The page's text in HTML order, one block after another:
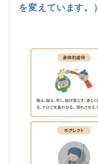
を変えています。）